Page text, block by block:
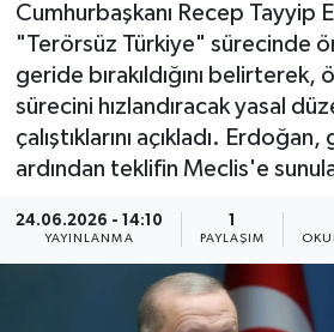
Cumhurbaşkanı Recep Tayyip
"Terörsüz Türkiye" sürecinde
geride bırakıldığını
sürecini hızlandıracak yasal
çalıştıklarını açıkladı.
ardından teklifin Meclis'e
24.06.2026 - 14:10
YAYINLANMA
1
PAYLAŞIM